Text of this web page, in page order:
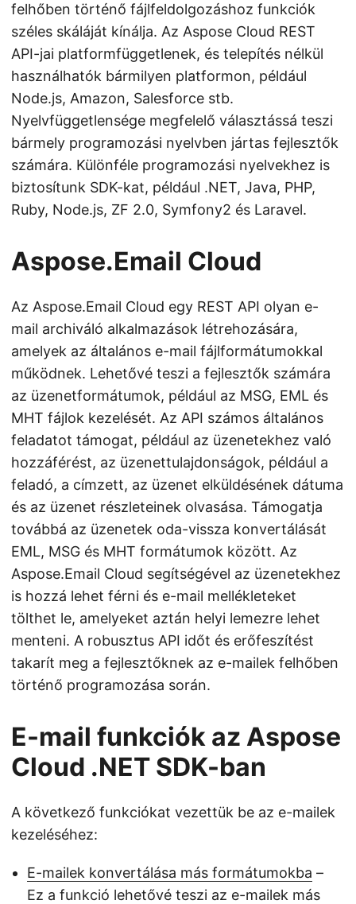
felhőben történő fájlfeldolgozáshoz funkciók
széles skáláját kínálja. Az Aspose Cloud REST
API-jai platformfüggetlenek, és telepítés nélkül
használhatók bármilyen platformon, például
Node.js, Amazon, Salesforce stb.
Nyelvfüggetlensége megfelelő választássá teszi
bármely programozási nyelvben jártas fejlesztők
számára. Különféle programozási nyelvekhez is
biztosítunk SDK-kat, például .NET, Java, PHP,
Ruby, Node.js, ZF 2.0, Symfony2 és Laravel.
Aspose.Email Cloud
Az Aspose.Email Cloud egy REST API olyan e-
mail archiváló alkalmazások létrehozására,
amelyek az általános e-mail fájlformátumokkal
működnek. Lehetővé teszi a fejlesztők számára
az üzenetformátumok, például az MSG, EML és
MHT fájlok kezelését. Az API számos általános
feladatot támogat, például az üzenetekhez való
hozzáférést, az üzenettulajdonságok, például a
feladó, a címzett, az üzenet elküldésének dátuma
és az üzenet részleteinek olvasása. Támogatja
továbbá az üzenetek oda-vissza konvertálását
EML, MSG és MHT formátumok között. Az
Aspose.Email Cloud segítségével az üzenetekhez
is hozzá lehet férni és e-mail mellékleteket
tölthet le, amelyeket aztán helyi lemezre lehet
menteni. A robusztus API időt és erőfeszítést
takarít meg a fejlesztőknek az e-mailek felhőben
történő programozása során.
E-mail funkciók az Aspose
Cloud .NET SDK-ban
A következő funkciókat vezettük be az e-mailek
kezeléséhez:
E-mailek konvertálása más formátumokba –
Ez a funkció lehetővé teszi az e-mailek más